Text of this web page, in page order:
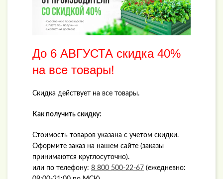
До 6 АВГУСТА скидка 40%
на все товары!
Скидка действует на все товары.
Как получить скидку:
Стоимость товаров указана с учетом скидки.
Оформите заказ на нашем сайте (заказы
принимаются круглосуточно).
или по телефону: 8 800 500-22-67 (ежедневно: